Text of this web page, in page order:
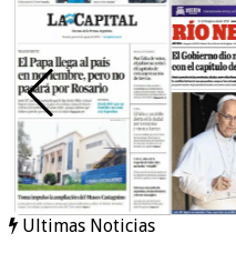
Ultimas Noticias